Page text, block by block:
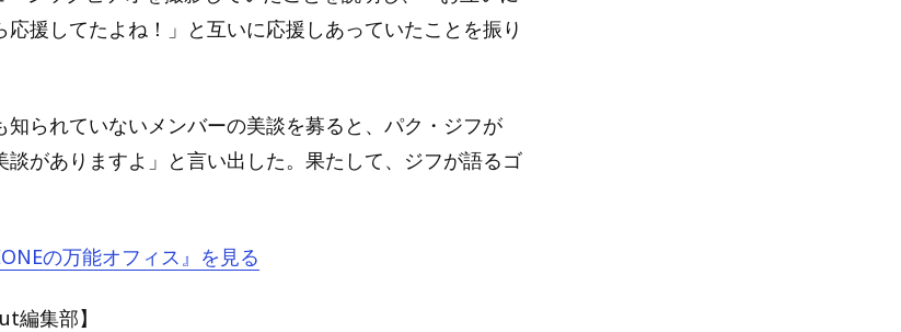
援してたよね！」と互いに応援しあっていたことを振り
知られていないメンバーの美談を募ると、パク・ジフが
談がありますよ」と言い出した。果たして、ジフが語るゴ
の万能オフィス』を見る
編集部】